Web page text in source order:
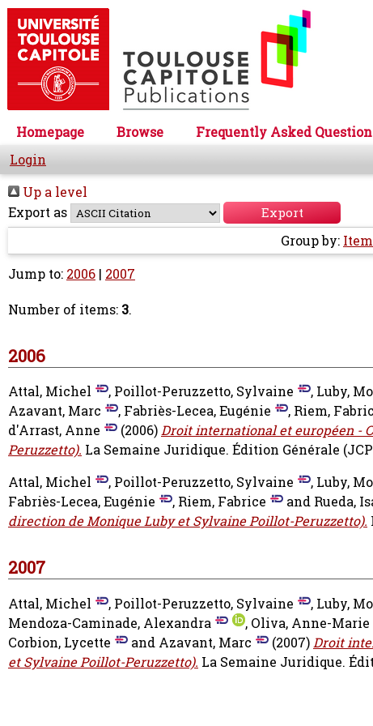
Homepage Browse Frequently Asked
Login
Up a level
Export as
Group by:
Jump to: 2006 | 2007
Number of items: 3.
2006
Attal, Michel , Poillot-Peruzzetto, Sylvaine , Luby,
Azavant, Marc
, Fabriès-Lecea, Eugénie , Riem,
d'Arrast, Anne
(2006)Droit international et européen -
Peruzzetto). La Semaine Juridique. Édition Générale (JCP
Attal, Michel
, Poillot-Peruzzetto, Sylvaine , Luby,
Fabriès-Lecea, Eugénie
, Riem, Fabrice and Rueda,
direction de Monique Luby et Sylvaine Poillot-Peruzzetto).
2007
Attal, Michel , Poillot-Peruzzetto, Sylvaine , Luby,
Mendoza-Caminade, Alexandra
, Oliva, Anne-Marie
Corbion, Lycette
and Azavant, Marc (2007)Droit
et Sylvaine Poillot-Peruzzetto). La Semaine Juridique.